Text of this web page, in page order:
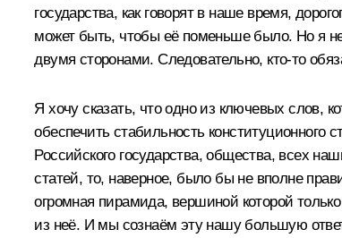
государства, как говорят в наше время,
может быть, чтобы её поменьше было. Но я
двумя сторонами. Следовательно, кто-то
Я хочу сказать, что одно из ключевых слов,
обеспечить стабильность
Российского государства, общества, всех
статей, то, наверное, было бы не вполне
огромная пирамида, вершиной которой
из неё. И мы сознаём эту нашу большую